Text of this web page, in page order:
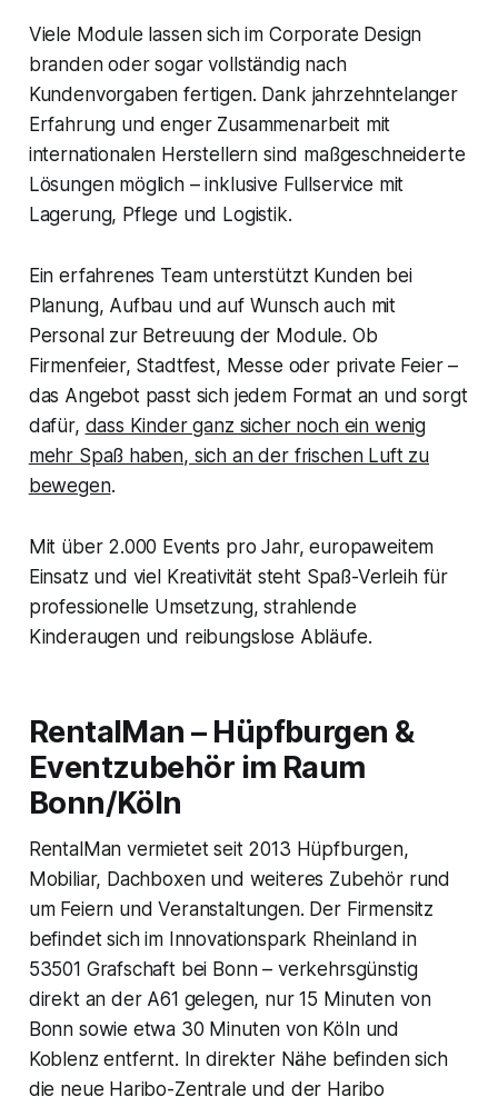
Viele Module lassen sich im Corporate Design
branden oder sogar vollständig nach
Kundenvorgaben fertigen. Dank jahrzehntelanger
Erfahrung und enger Zusammenarbeit mit
internationalen Herstellern sind maßgeschneiderte
Lösungen möglich – inklusive Fullservice mit
Lagerung, Pflege und Logistik.
Ein erfahrenes Team unterstützt Kunden bei
Planung, Aufbau und auf Wunsch auch mit
Personal zur Betreuung der Module. Ob
Firmenfeier, Stadtfest, Messe oder private Feier –
das Angebot passt sich jedem Format an und sorgt
dafür, dass Kinder ganz sicher noch ein wenig
mehr Spaß haben, sich an der frischen Luft zu
bewegen.
Mit über 2.000 Events pro Jahr, europaweitem
Einsatz und viel Kreativität steht Spaß-Verleih für
professionelle Umsetzung, strahlende
Kinderaugen und reibungslose Abläufe.
RentalMan – Hüpfburgen &
Eventzubehör im Raum
Bonn/Köln
RentalMan vermietet seit 2013 Hüpfburgen,
Mobiliar, Dachboxen und weiteres Zubehör rund
um Feiern und Veranstaltungen. Der Firmensitz
befindet sich im Innovationspark Rheinland in
53501 Grafschaft bei Bonn – verkehrsgünstig
direkt an der A61 gelegen, nur 15 Minuten von
Bonn sowie etwa 30 Minuten von Köln und
Koblenz entfernt. In direkter Nähe befinden sich
die neue Haribo-Zentrale und der Haribo